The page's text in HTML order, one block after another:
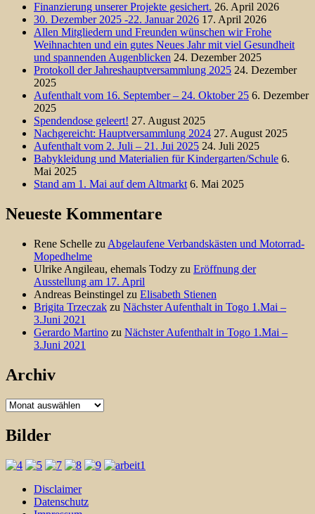
Finanzierung unserer Projekte gesichert. 26. April 2026
30. Dezember 2025 -22. Januar 2026 17. April 2026
Allen Mitgliedern und Freunden wünschen wir Frohe
Weihnachten und ein gutes Neues Jahr mit viel Gesundheit
und spannenden Augenblicken 24. Dezember 2025
Protokoll der Jahreshauptversammlung 2025 24. Dezember
2025
Aufenthalt vom 16. September – 24. Oktober 25 6. Dezember
2025
Spendendose geleert! 27. August 2025
Nachgereicht: Hauptversammlung 2024 27. August 2025
Aufenthalt vom 2. Juli – 21. Jui 2025 24. Juli 2025
Babykleidung und Materialien für Kindergarten/Schule 6.
Mai 2025
Stand am 1. Mai auf dem Altmarkt 6. Mai 2025
Neueste Kommentare
Rene Schelle zu Abgelaufene Verbandskästen und Motorrad-
Mopedhelme
Ulrike Angileau, ehemals Todzy zu Eröffnung der
Ausstellung am 17. April
Andreas Beinstingel zu Elisabeth Stienen
Brigita Trzeczak zu Nächster Aufenthalt in Togo 1.Mai –
3.Juni 2021
Gerardo Martino zu Nächster Aufenthalt in Togo 1.Mai –
3.Juni 2021
Archiv
Archiv
Bilder
Disclaimer
Datenschutz